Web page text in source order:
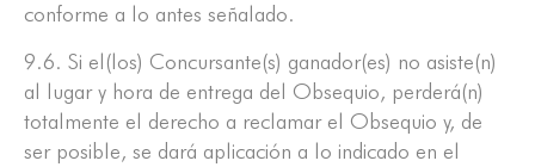
conforme a lo antes señalado.
9.6. Si el(los) Concursante(s) ganador(es) no asiste(n)
al lugar y hora de entrega del Obsequio, perderá(n)
totalmente el derecho a reclamar el Obsequio y, de
ser posible, se dará aplicación a lo indicado en el